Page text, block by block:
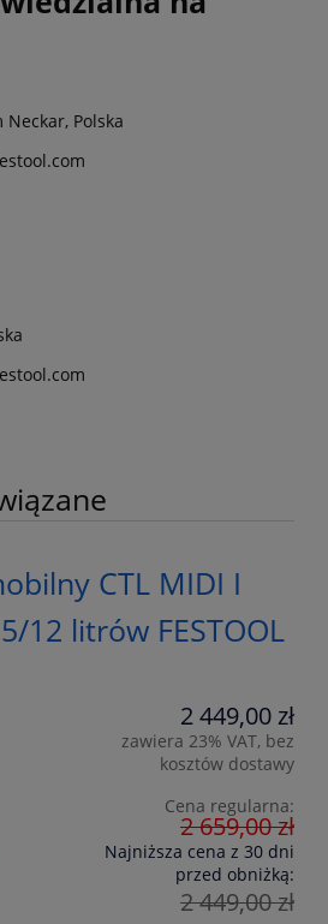
Polska
CTL MIDI I
12 litrów FESTOOL
2 449,00 zł
zawiera 23% VAT, bez
kosztów dostawy
Cena regularna:
2 659,00 zł
Najniższa cena z 30 dni
przed obniżką:
2 449,00 zł